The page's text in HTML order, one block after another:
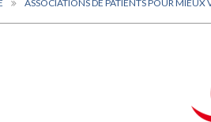
ASSOCIATIONS DE PATIENTS POUR MIEUX